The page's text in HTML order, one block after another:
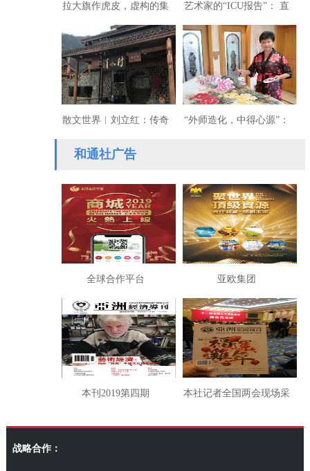
拉大旗作虎皮，虚构的集
体梦魇——张晓刚
艺术家的“ICU报告”： 直
面当下的“问题思考”
散文世界︱刘立红：传奇
姑姑
“外师造化，中得心源”：
和通社广告
全球合作平台 亚欧集团
本刊2019第四期 本社记者全国两会现场采
访湖南代表团
战略合作：